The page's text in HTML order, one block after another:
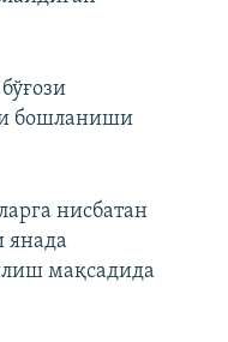
бошланиши
нисбатан
янада
мақсадида